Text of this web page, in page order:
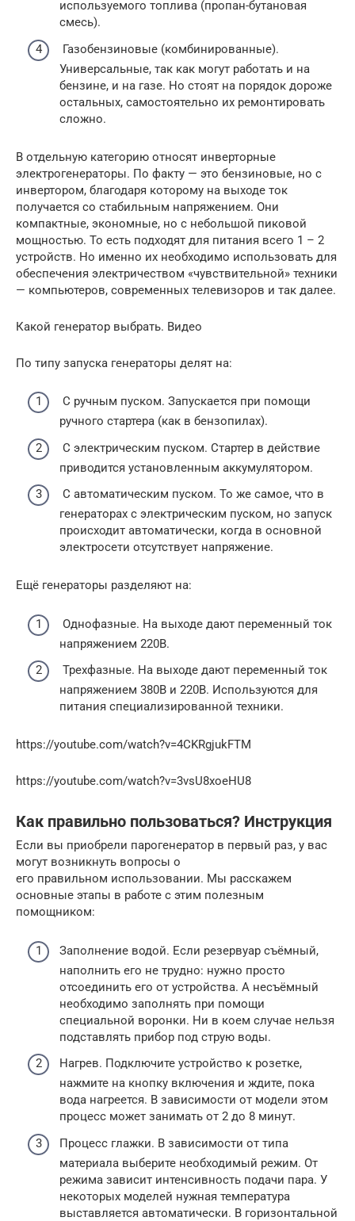
используемого топлива (пропан-бутановая
смесь).
Газобензиновые (комбинированные).
Универсальные, так как могут работать и на
бензине, и на газе. Но стоят на порядок дороже
остальных, самостоятельно их ремонтировать
сложно.
В отдельную категорию относят инверторные
электрогенераторы. По факту — это бензиновые, но с
инвертором, благодаря которому на выходе ток
получается со стабильным напряжением. Они
компактные, экономные, но с небольшой пиковой
мощностью. То есть подходят для питания всего 1 – 2
устройств. Но именно их необходимо использовать для
обеспечения электричеством «чувствительной» техники
— компьютеров, современных телевизоров и так далее.
Какой генератор выбрать. Видео
По типу запуска генераторы делят на:
С ручным пуском. Запускается при помощи
ручного стартера (как в бензопилах).
С электрическим пуском. Стартер в действие
приводится установленным аккумулятором.
С автоматическим пуском. То же самое, что в
генераторах с электрическим пуском, но запуск
происходит автоматически, когда в основной
электросети отсутствует напряжение.
Ещё генераторы разделяют на:
Однофазные. На выходе дают переменный ток
напряжением 220В.
Трехфазные. На выходе дают переменный ток
напряжением 380В и 220В. Используются для
питания специализированной техники.
https://youtube.com/watch?v=4CKRgjukFTM
https://youtube.com/watch?v=3vsU8xoeHU8
Как правильно пользоваться? Инструкция
Если вы приобрели парогенератор в первый раз, у вас
могут возникнуть вопросы о
его правильном использовании. Мы расскажем
основные этапы в работе с этим полезным
помощником:
Заполнение водой. Если резервуар съёмный,
наполнить его не трудно: нужно просто
отсоединить его от устройства. А несъёмный
необходимо заполнять при помощи
специальной воронки. Ни в коем случае нельзя
подставлять прибор под струю воды.
Нагрев. Подключите устройство к розетке,
нажмите на кнопку включения и ждите, пока
вода нагреется. В зависимости от модели этом
процесс может занимать от 2 до 8 минут.
Процесс глажки. В зависимости от типа
материала выберите необходимый режим. От
режима зависит интенсивность подачи пара. У
некоторых моделей нужная температура
выставляется автоматически. В горизонтальной